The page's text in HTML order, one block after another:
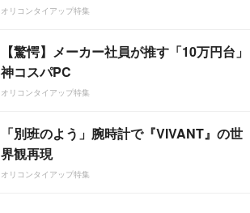
オリコンタイアップ特集
【驚愕】メーカー社員が推す「10万円台」
神コスパPC
オリコンタイアップ特集
「別班のよう」腕時計で『VIVANT』の世
界観再現
オリコンタイアップ特集